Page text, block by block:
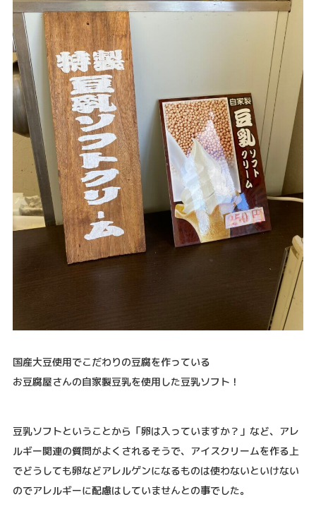
国産大豆使用でこだわりの豆腐を作っている
お豆腐屋さんの自家製豆乳を使用した豆乳ソフト！
豆乳ソフトということから「卵は入っていますか？」など、アレ
ルギー関連の質問がよくされるそうで、アイスクリームを作る上
でどうしても卵などアレルゲンになるものは使わないといけない
のでアレルギーに配慮はしていませんとの事でした。